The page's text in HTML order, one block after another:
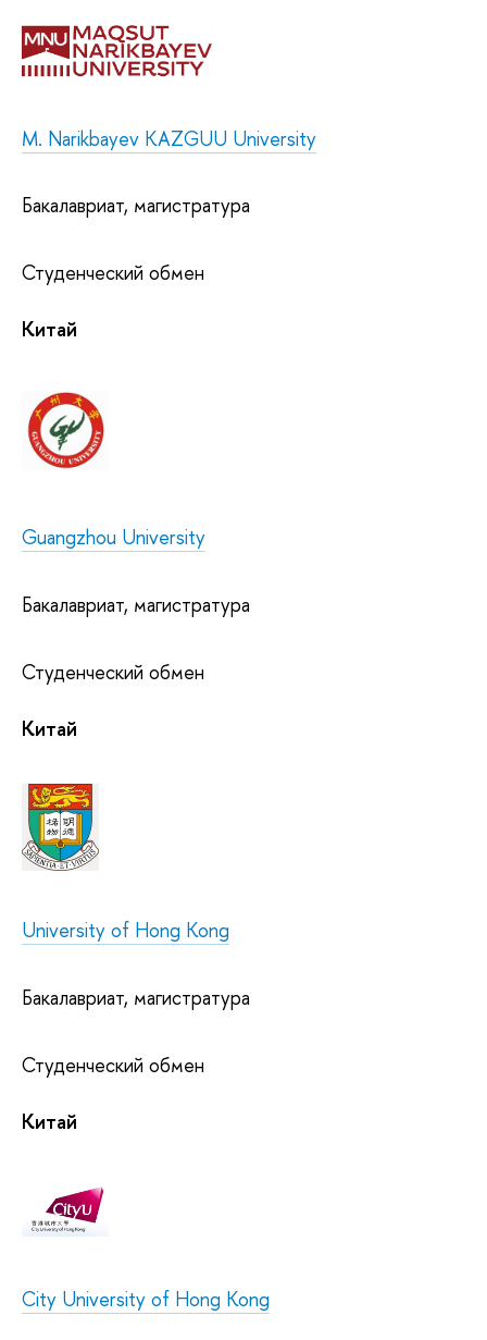
M. Narikbayev KAZGUU University
Бакалавриат, магистратура
Студенческий обмен
Китай
Guangzhou University
Бакалавриат, магистратура
Студенческий обмен
Китай
University of Hong Kong
Бакалавриат, магистратура
Студенческий обмен
Китай
City University of Hong Kong